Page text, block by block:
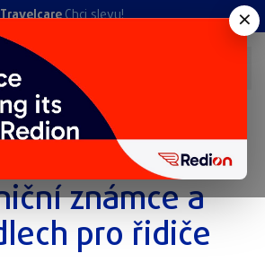
Chci slevu!
Slovensko: Vše
známce a
pro řidiče
×